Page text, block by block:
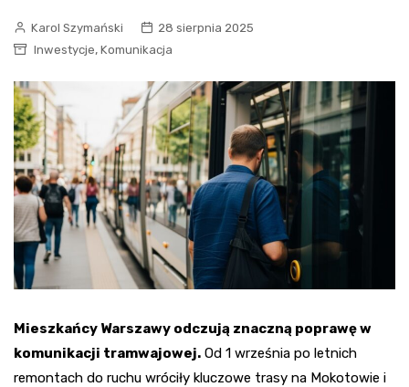
Karol Szymański
28 sierpnia 2025
Inwestycje, Komunikacja
Mieszkańcy Warszawy odczują znaczną poprawę w
komunikacji tramwajowej. Od 1 września po letnich
remontach do ruchu wróciły kluczowe trasy na Mokotowie i